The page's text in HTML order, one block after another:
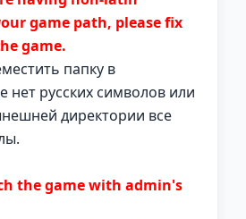
game path, please fix
game.
папку в
нет русских символов или
директории все
the game with admin's